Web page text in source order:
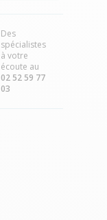
Des
spécialistes
à votre
écoute au
02 52 59 77
03